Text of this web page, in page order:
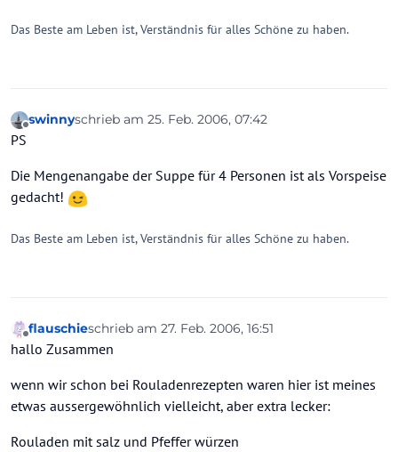
Das Beste am Leben ist, Verständnis für alles Schöne zu haben.
Offline
swinnyschrieb am 25. Feb. 2006, 07:42
zuletzt editiert von
PS
Die Mengenangabe der Suppe für 4 Personen ist als Vorspeise
gedacht!
Das Beste am Leben ist, Verständnis für alles Schöne zu haben.
Offline
flauschieschrieb am 27. Feb. 2006, 16:51
zuletzt editiert von
hallo Zusammen
wenn wir schon bei Rouladenrezepten waren hier ist meines
etwas aussergewöhnlich vielleicht, aber extra lecker:
Rouladen mit salz und Pfeffer würzen